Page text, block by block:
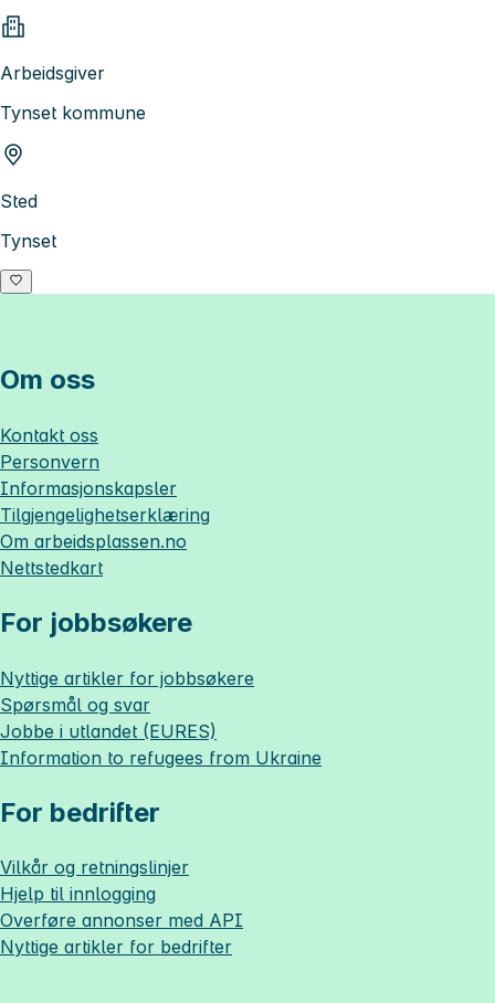
Arbeidsgiver
Tynset kommune
Sted
Tynset
Om oss
Kontakt oss
Personvern
Informasjonskapsler
Tilgjengelighetserklæring
Om arbeidsplassen.no
Nettstedkart
For jobbsøkere
Nyttige artikler for jobbsøkere
Spørsmål og svar
Jobbe i utlandet (EURES)
Information to refugees from Ukraine
For bedrifter
Vilkår og retningslinjer
Hjelp til innlogging
Overføre annonser med API
Nyttige artikler for bedrifter